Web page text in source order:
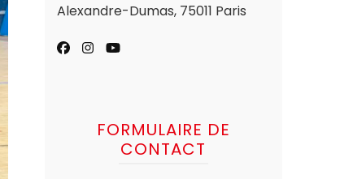
Alexandre-Dumas, 75011 Paris
FORMULAIRE DE
CONTACT